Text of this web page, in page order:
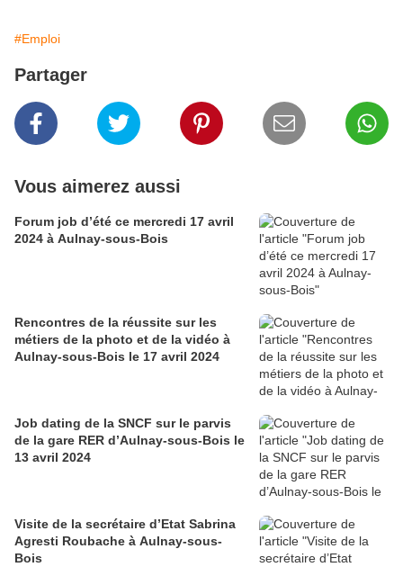
#Emploi
Partager
Vous aimerez aussi
Forum job d’été ce mercredi 17 avril
2024 à Aulnay-sous-Bois
Rencontres de la réussite sur les
métiers de la photo et de la vidéo à
Aulnay-sous-Bois le 17 avril 2024
Job dating de la SNCF sur le parvis
de la gare RER d’Aulnay-sous-Bois le
13 avril 2024
Visite de la secrétaire d’Etat Sabrina
Agresti Roubache à Aulnay-sous-
Bois